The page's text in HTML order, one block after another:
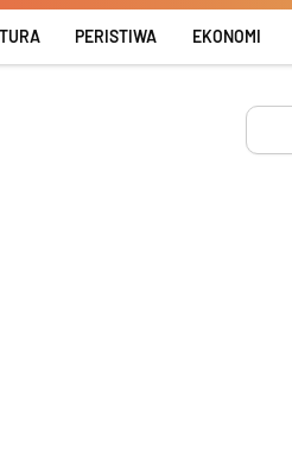
PERISTIWA EKONOMI
Search